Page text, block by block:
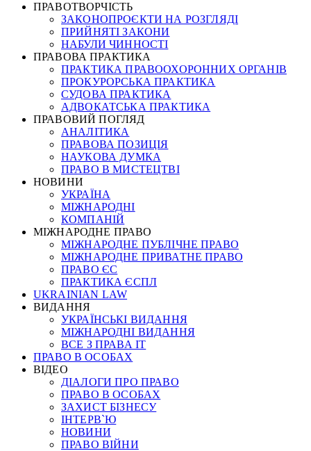
ПРАВОТВОРЧІСТЬ
ЗАКОНОПРОЄКТИ НА РОЗГЛЯДІ
ПРИЙНЯТІ ЗАКОНИ
НАБУЛИ ЧИННОСТІ
ПРАВОВА ПРАКТИКА
ПРАКТИКА ПРАВООХОРОННИХ ОРГАНІВ
ПРОКУРОРСЬКА ПРАКТИКА
СУДОВА ПРАКТИКА
АДВОКАТСЬКА ПРАКТИКА
ПРАВОВИЙ ПОГЛЯД
АНАЛІТИКА
ПРАВОВА ПОЗИЦІЯ
НАУКОВА ДУМКА
ПРАВО В МИСТЕЦТВІ
НОВИНИ
УКРАЇНА
МІЖНАРОДНІ
КОМПАНІЙ
МІЖНАРОДНЕ ПРАВО
МІЖНАРОДНЕ ПУБЛІЧНЕ ПРАВО
МІЖНАРОДНЕ ПРИВАТНЕ ПРАВО
ПРАВО ЄС
ПРАКТИКА ЄСПЛ
UKRAINIAN LAW
ВИДАННЯ
УКРАЇНСЬКІ ВИДАННЯ
МІЖНАРОДНІ ВИДАННЯ
ВСЕ З ПРАВА ІТ
ПРАВО В ОСОБАХ
ВІДЕО
ДІАЛОГИ ПРО ПРАВО
ПРАВО В ОСОБАХ
ЗАХИСТ БІЗНЕСУ
ІНТЕРВ`Ю
НОВИНИ
ПРАВО ВІЙНИ